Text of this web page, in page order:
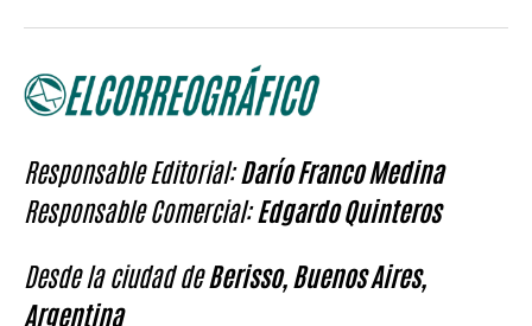
Responsable Editorial:Darío Franco Medina
Responsable Comercial:Edgardo Quinteros
Desde la ciudad deBerisso, Buenos Aires,
Argentina